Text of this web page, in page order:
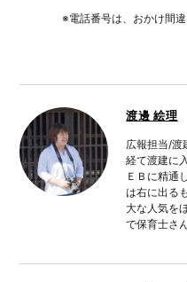
※電話番号は、おかけ間
渡邊 絵理
広報担当/
経て渡建に
ＥＢに精通
は右に出る
大な人気を
で保育士さ